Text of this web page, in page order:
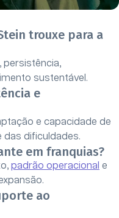
trouxe para a
persistência,
sustentável.
e
e capacidade de
das dificuldades.
em franquias?
padrão operacional e
ao